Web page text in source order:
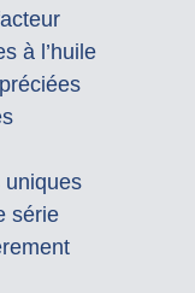
à l’huile
série